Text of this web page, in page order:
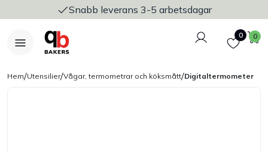
Snabb leverans 3-5 arbetsdagar
Logga in
Favoriter
0 0
Hem/Utensilier/Vågar, termometrar och köksmått/Digitaltermometer